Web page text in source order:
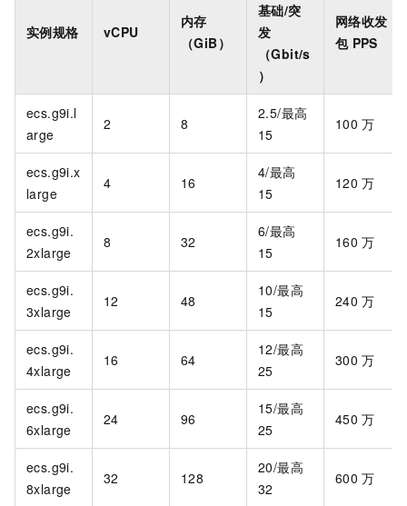
实例规格 vCPU
内存
（GiB）
基础/突
发
（Gbit/s
）
网络收发
包 PPS
ecs.g9i.l
arge
2 8
2.5/最高
15
100 万
ecs.g9i.x
large
4 16
4/最高
15
120 万
ecs.g9i.
2xlarge
8 32
6/最高
15
160 万
ecs.g9i.
3xlarge
12 48
10/最高
15
240 万
ecs.g9i.
4xlarge
16 64
12/最高
25
300 万
ecs.g9i.
6xlarge
24 96
15/最高
25
450 万
ecs.g9i.
8xlarge
32 128
20/最高
32
600 万